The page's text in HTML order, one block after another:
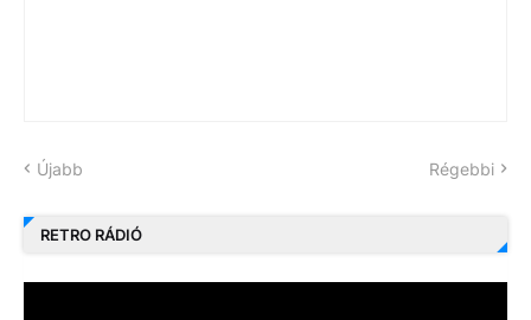
Újabb Régebbi
RETRO RÁDIÓ